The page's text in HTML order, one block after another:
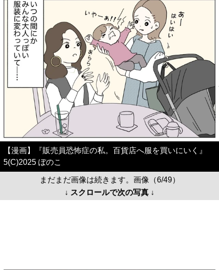
【漫画】『販売員恐怖症の私。百貨店へ服を買いにいく』
5(C)2025 ぼのこ
まだまだ画像は続きます。画像（6/49）
↓ スクロールで次の写真 ↓